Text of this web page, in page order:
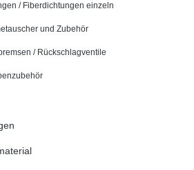
/ Fiberdichtungen einzeln
und Zubehör
/ Rückschlagventile